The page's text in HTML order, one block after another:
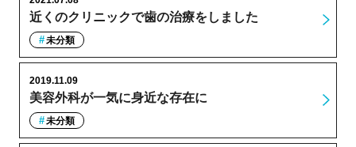
近くのクリニックで歯の治療をしました
未分類
美容外科が一気に身近な存在に
2019.11.09
未分類